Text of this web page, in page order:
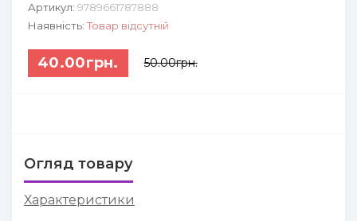
Артикул: 9789661787888
Наявність: Товар відсутній
40.00грн. 50.00грн.
Огляд товару
Характеристики